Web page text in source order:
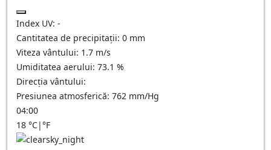
Index UV: -
Cantitatea de precipitații: 0 mm
Viteza vântului: 1.7 m/s
Umiditatea aerului: 73.1 %
Direcția vântului:
Presiunea atmosferică: 762 mm/Hg
04:00
18 °C|°F